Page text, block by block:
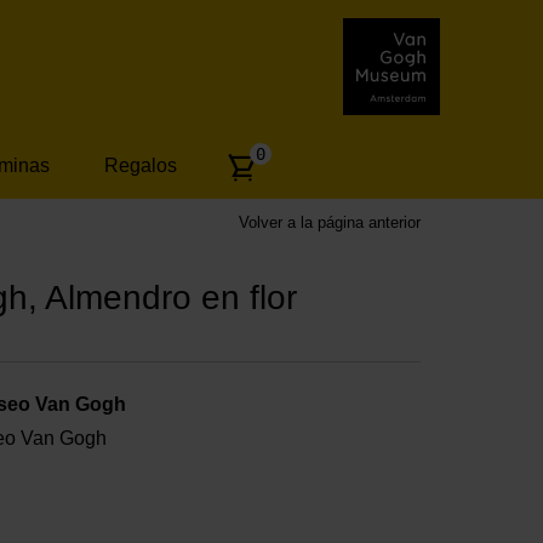
Regalos
Number
articles:
0
Volver a la página anterior
Almendro en flor
Van Gogh
Van Gogh